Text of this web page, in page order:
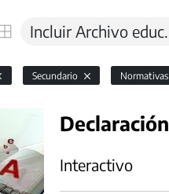
Incluir Archivo
Secundario Normativas
Interactivo